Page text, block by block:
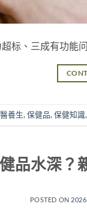
标、三成有功能
養生,保健品,保健知識,
品水深？
POSTED ON